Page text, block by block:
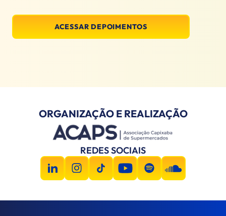
ACESSAR DEPOIMENTOS
ORGANIZAÇÃO E REALIZAÇÃO
REDES SOCIAIS